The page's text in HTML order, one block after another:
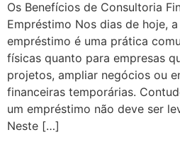
Os Benefícios de Consultoria
Empréstimo Nos dias de hoje,
empréstimo é uma prática
físicas quanto para empresas
projetos, ampliar negócios ou
financeiras temporárias.
um empréstimo não deve ser
Neste […]